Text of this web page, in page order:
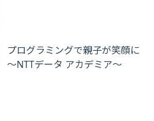
プログラミングで親子が笑顔に
～NTTデータ アカデミア～